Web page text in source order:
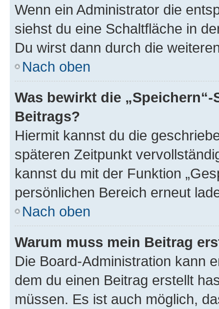
Wenn ein Administrator die
siehst du eine Schaltfläche in
Du wirst dann durch die
Nach oben
Was bewirkt die
Beitrags?
Hiermit kannst du die
späteren Zeitpunkt
kannst du mit der Funktion
persönlichen Bereich erneut
Nach oben
Warum muss mein Beitrag
Die Board-Administration kann
dem du einen Beitrag erstellt
müssen. Es ist auch möglich,